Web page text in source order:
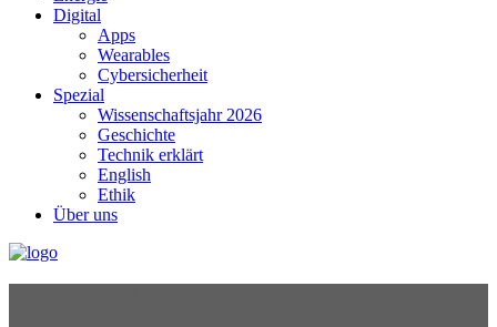
Digital
Apps
Wearables
Cybersicherheit
Spezial
Wissenschaftsjahr 2026
Geschichte
Technik erklärt
English
Ethik
Über uns